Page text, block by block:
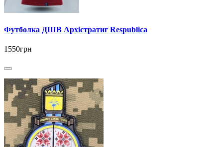
Футболка ДШВ Архістратиг Respublica
1550грн